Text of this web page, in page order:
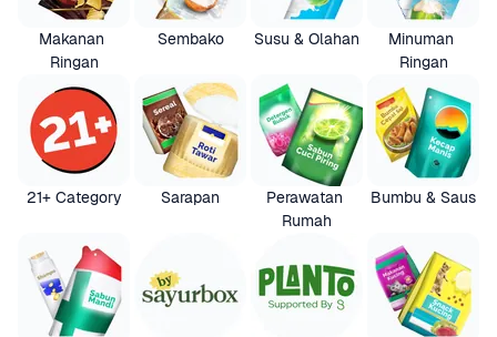
Makanan
Ringan
Sembako Susu & Olahan
Minuman
Ringan
21+ Category Sarapan
Perawatan
Rumah
Bumbu & Saus